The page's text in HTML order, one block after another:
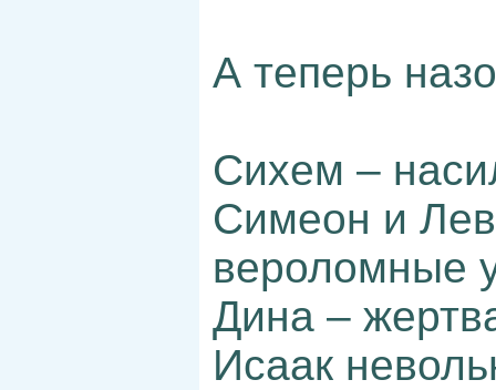
А теперь
Сихем –
Симеон и
вероломные
Дина –
Исаак